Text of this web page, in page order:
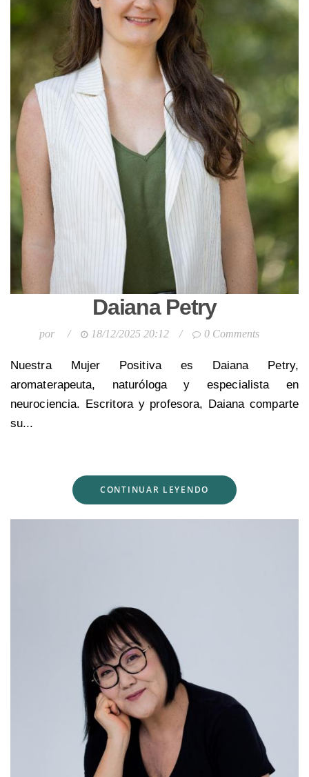
Daiana Petry
por / 18/12/2025 20:12 / 0 Comments
Nuestra Mujer Positiva es Daiana Petry,
aromaterapeuta, naturóloga y especialista en
neurociencia. Escritora y profesora, Daiana comparte
su...
CONTINUAR LEYENDO